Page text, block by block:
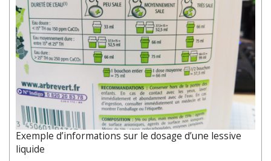
Exemple d’informations sur le dosage d’une lessive
liquide